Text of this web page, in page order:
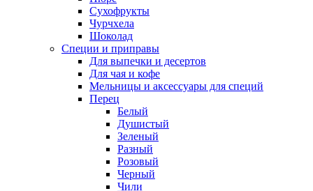
Сухофрукты
Чурчхела
Шоколад
Специи и приправы
Для выпечки и десертов
Для чая и кофе
Мельницы и аксессуары для специй
Перец
Белый
Душистый
Зеленый
Разный
Розовый
Черный
Чили